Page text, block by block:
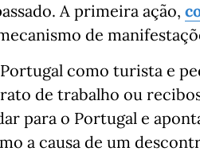
A primeira ação,
de
como turista e
de trabalho ou
para o Portugal e
a causa de um